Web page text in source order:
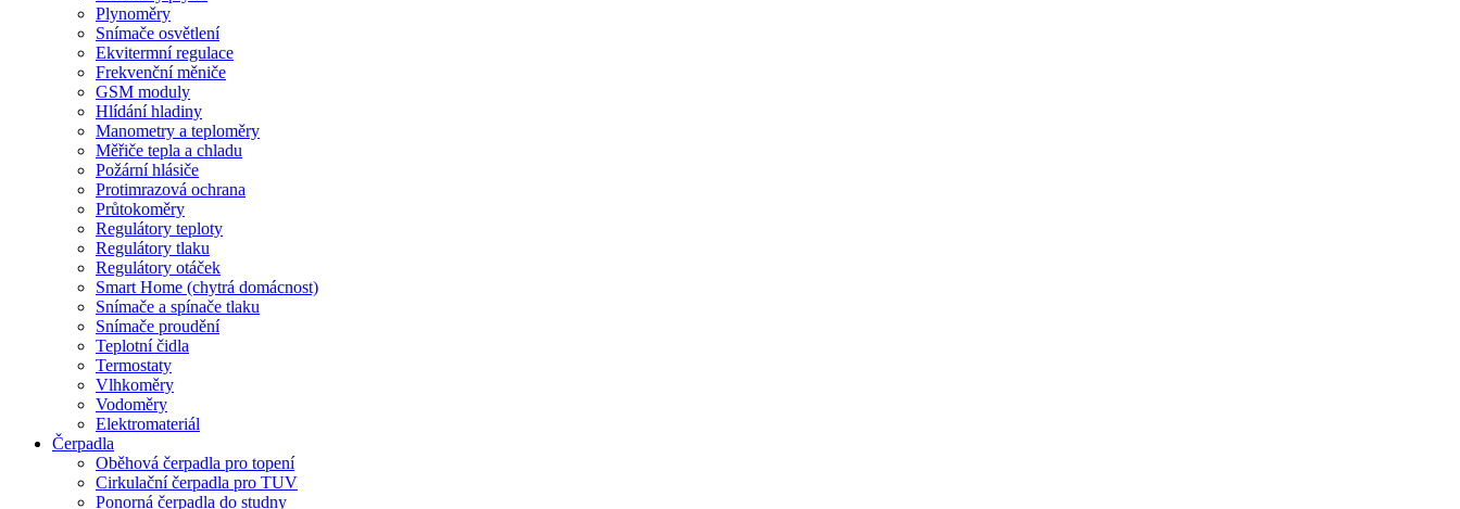
Plynoměry
Snímače osvětlení
Ekvitermní regulace
Frekvenční měniče
GSM moduly
Hlídání hladiny
Manometry a teploměry
Měřiče tepla a chladu
Požární hlásiče
Protimrazová ochrana
Průtokoměry
Regulátory teploty
Regulátory tlaku
Regulátory otáček
Smart Home (chytrá domácnost)
Snímače a spínače tlaku
Snímače proudění
Teplotní čidla
Termostaty
Vlhkoměry
Vodoměry
Elektromateriál
Čerpadla
Oběhová čerpadla pro topení
Cirkulační čerpadla pro TUV
Ponorná čerpadla do studny